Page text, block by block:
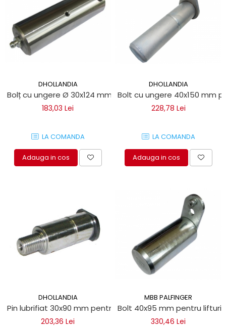
DHOLLANDIA
Bolț cu ungere Ø 30x124 mm pentru obloane de ridicare
183,03 Lei
LA COMANDA
Adauga in cos
DHOLLANDIA
Bolt cu ungere 40x150 mm
228,78 Lei
LA COMANDA
Adauga in cos
DHOLLANDIA
Pin lubrifiat 30x90 mm pentru lifturi hidraulice Dhollandia
203,36 Lei
MBB PALFINGER
Bolt 40x95 mm pentru
330,46 Lei